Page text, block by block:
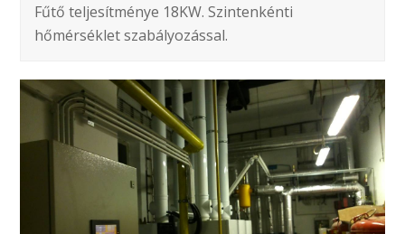
Fűtő teljesítménye 18KW. Szintenkénti
hőmérséklet szabályozással.